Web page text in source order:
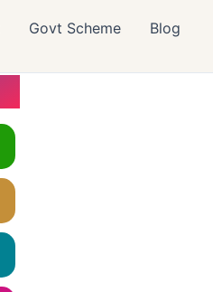
Govt Scheme Blog